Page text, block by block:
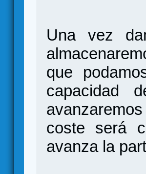
Una vez
que
capacidad
coste será
avanza la